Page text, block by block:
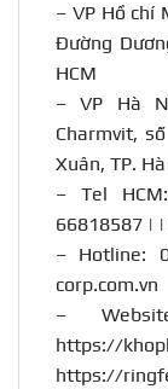
– VP Hồ chí
Đường
HCM
– VP Hà
Charmvit,
Xuân, TP.
– Tel
66818587 |
– Hotline:
corp.com.vn
–
https://
https://